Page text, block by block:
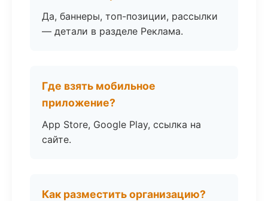
Да, баннеры, топ-позиции, рассылки
— детали в разделе Реклама.
Где взять мобильное
приложение?
App Store, Google Play, ссылка на
сайте.
Как разместить организацию?